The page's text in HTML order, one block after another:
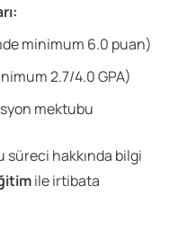
minimum 6.0 puan)
2.7/4.0 GPA)
mektubu
süreci hakkında bilgi
ile irtibata